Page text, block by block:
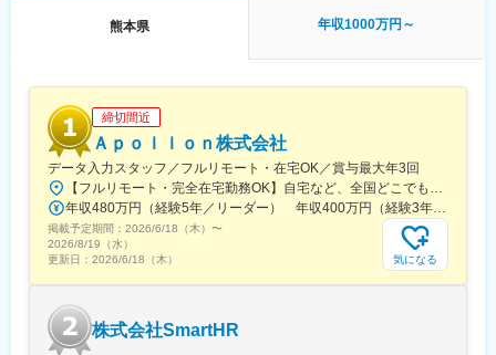
どもあり、業種も様々です。九州にいながら大手企業のバックオ
せんか。
■アクセンチュア独自の働き方改革：
社長直轄で2015年から開始した組織風土改革“Project PRIDE”によ
り、有給取得率は84%、女性比率も30.4%へ増加。離職率半減
し、残業時間減少等改善が進んでいます。制度面では「18時以降
の会議原則禁止」「残業ルール厳格化」「短日短時間勤務制度の
導入」「在宅勤務制度の全社展開」などを実施。仕事とプライベ
ートともに充実させる、生産性向上等の意識向上に繋がっていま
変更の範囲：会社の定める業務
熊本県 年収1000万円～
締切間近
Ａｐｏｌｌｏｎ株式会社
データ入力スタッフ／フルリモート・在宅OK／賞与最大年3回
【フルリモート・完全在宅勤務OK】自宅など、全国どこでもあなたが働きやすい場所で働けます★転居を伴う転勤なし★全国47都道府県どこからでも応募OK【本社】東京都新宿区山吹町130番地の15 茜ビル2-A＜アクセス＞有楽町線「江戸川橋駅」、東西線「東西線」より徒歩10分※受動喫煙対策：あり
年収480万円（経験5年／リーダー） 年収400万円（経験3年／メンバー）
掲載予定期間： 2026/6/18（木） 〜
2026/8/19（水）
更新日： 2026/6/18（木） 気になる
株式会社SmartHR